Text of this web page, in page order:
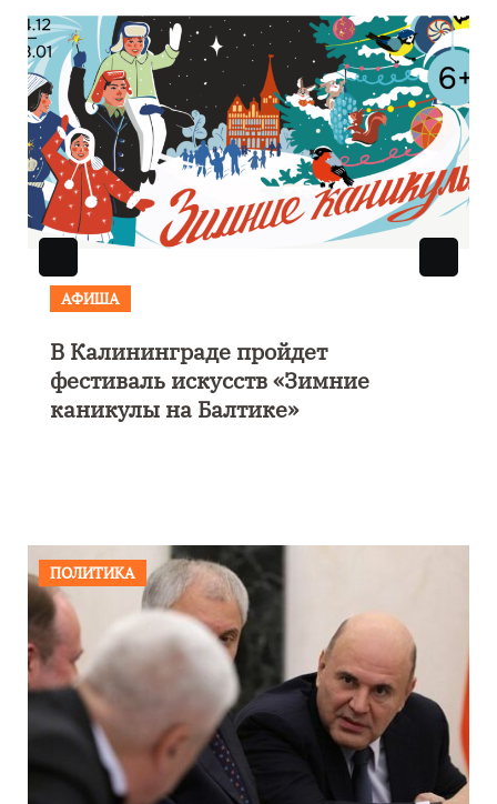
АФИША
В Калининграде пройдет
фестиваль искусств «Зимние
каникулы на Балтике»
ПОЛИТИКА